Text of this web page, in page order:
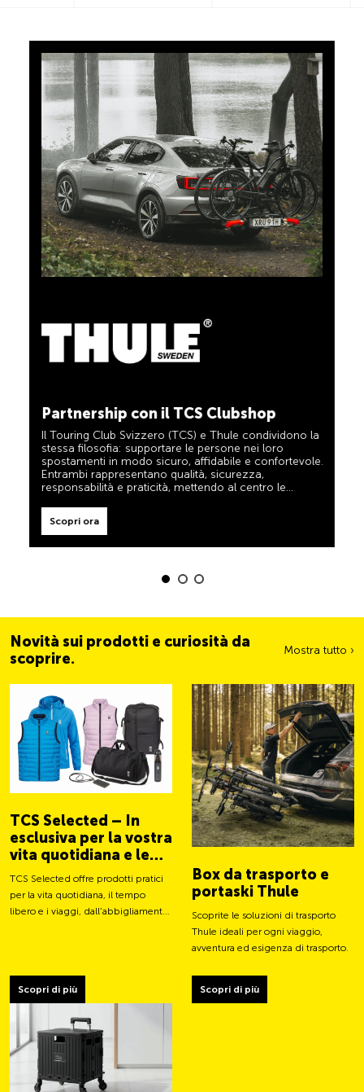
stessa filosofia: supportare le persone nei loro
spostamenti in modo sicuro, affidabile e confortevole.
Entrambi rappresentano qualità, sicurezza,
responsabilità e praticità, mettendo al centro le
esigenze dei viaggiatori e delle famiglie attive.
Scopri ora
5% di cashback
riceverete automaticamente un cashback del 5%. La
TCS Member Mastercard è allo stesso tempo carta
socio, carta di pagamento e carta vantaggi, ed è
gratuita a tempo indeterminato per i soci TCS.
un aiuto affidabile e pratico durante ogni spostamento.
Tali prodotti sono facilmente riconoscibili nel negozio
Scopri ora
Novità sui prodotti e curiosità da
scoprire.
Mostra tutto ›
TCS Selected – In
esclusiva per la vostra
vita quotidiana e le
vostre avventure
TCS Selected offre prodotti pratici
per la vita quotidiana, il tempo
libero e i viaggi, dall’abbigliamento
Scopri di più
Box da trasporto e
portaski Thule
Scoprite le soluzioni di trasporto
Thule ideali per ogni viaggio,
avventura ed esigenza di trasporto.
Scopri di più